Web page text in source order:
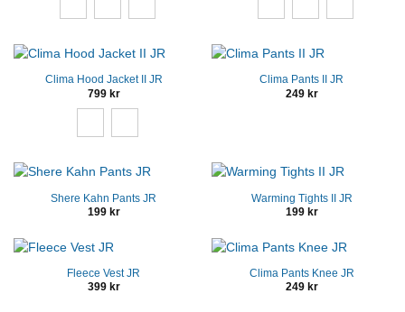
Clima Hood Jacket II JR
799 kr
Clima Pants II JR
249 kr
Shere Kahn Pants JR
199 kr
Warming Tights II JR
199 kr
Fleece Vest JR
399 kr
Clima Pants Knee JR
249 kr